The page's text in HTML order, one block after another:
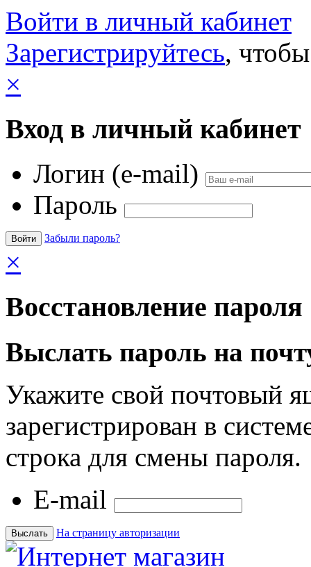
Войти в личный кабинет
Зарегистрируйтесь,
×
Вход в личный кабинет
Логин (e-mail)
Пароль
Забыли пароль?
×
Восстановление пароля
Выслать пароль на
Укажите свой почтовый
зарегистрирован в
строка для смены пароля.
E-mail
На страницу авторизации